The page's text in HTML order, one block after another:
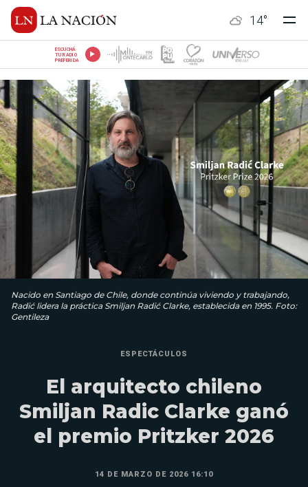
14°
ESCUCHÁ
TU RADIO
PREFERIDA
Nacido en Santiago de Chile, donde continúa viviendo y trabajando,
Radić lidera la práctica Smiljan Radić Clarke, establecida en 1995. Foto:
Gentileza
ESPECTÁCULOS
El arquitecto chileno
Smiljan Radic Clarke ganó
el premio Pritzker 2026
14 DE MARZO DE 2026 16:10